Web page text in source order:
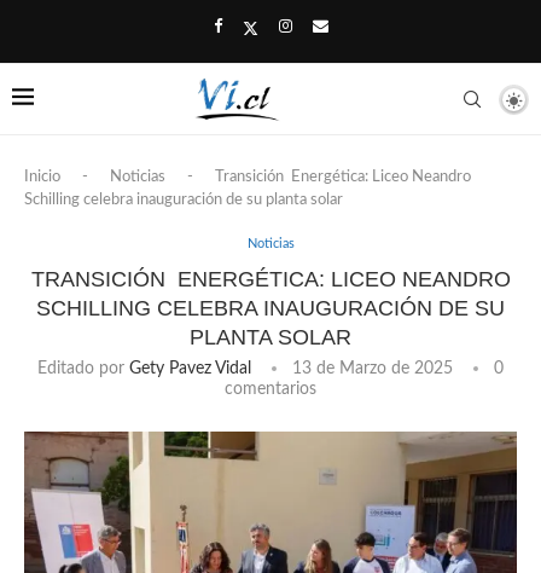
Inicio - Noticias -
Transición Energética: Liceo Neandro
Schilling celebra inauguración de su planta solar
Noticias
TRANSICIÓN ENERGÉTICA: LICEO NEANDRO
SCHILLING CELEBRA INAUGURACIÓN DE SU
PLANTA SOLAR
Editado por Gety Pavez Vidal 13 de Marzo de 2025
0
comentarios